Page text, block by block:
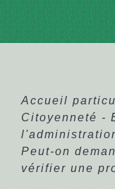
Accueil
Citoyenneté -
Peut-on
vérifier une